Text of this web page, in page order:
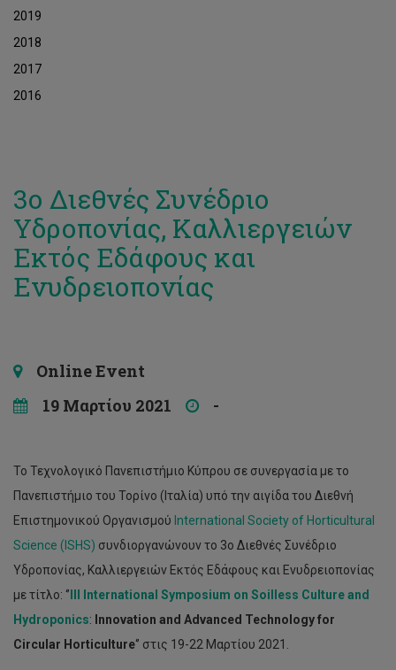
2019
2018
2017
2016
3ο Διεθνές Συνέδριο
Υδροπονίας, Καλλιεργειών
Εκτός Εδάφους και
Ενυδρειοπονίας
Online Event
19 Μαρτίου 2021
-
Το Τεχνολογικό Πανεπιστήμιο Κύπρου σε συνεργασία με το
Πανεπιστήμιο του Τορίνο (Ιταλία) υπό την αιγίδα του Διεθνή
Επιστημονικού Οργανισμού International Society of Horticultural
Science (ISHS) συνδιοργανώνουν το 3ο Διεθνές Συνέδριο
Υδροπονίας, Καλλιεργειών Εκτός Εδάφους και Ενυδρειοπονίας
με τίτλο: ‘’
International Symposium on Soilless Cultureand
Hydroponics: Innovation and Advanced Technologyfor
Circular Horticulture‘’ στις 19-22 Μαρτίου 2021.